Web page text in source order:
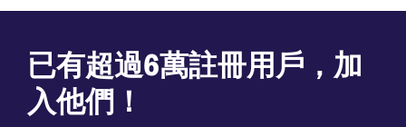
已有超過6萬註冊用戶，加
入他們！